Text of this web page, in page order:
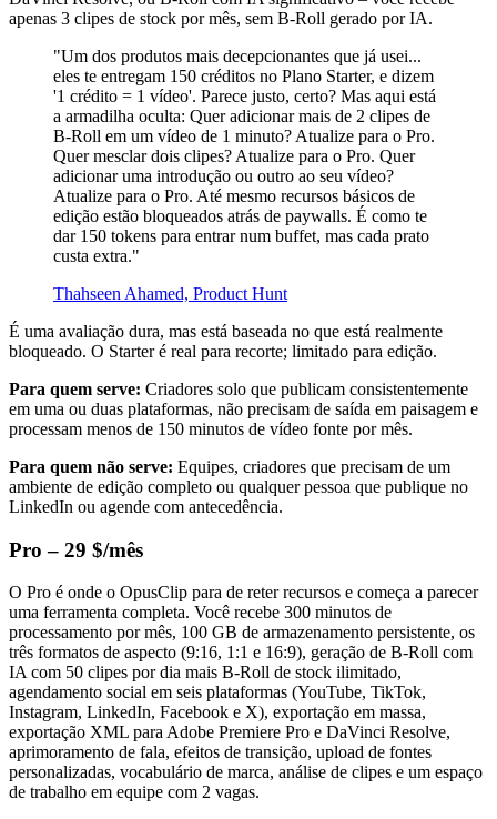
apenas 3 clipes de stock por mês, sem B-Roll gerado por IA.
"Um dos produtos mais decepcionantes que já usei...
eles te entregam 150 créditos no Plano Starter, e dizem
'1 crédito = 1 vídeo'. Parece justo, certo? Mas aqui está
a armadilha oculta: Quer adicionar mais de 2 clipes de
B-Roll em um vídeo de 1 minuto? Atualize para o Pro.
Quer mesclar dois clipes? Atualize para o Pro. Quer
adicionar uma introdução ou outro ao seu vídeo?
Atualize para o Pro. Até mesmo recursos básicos de
edição estão bloqueados atrás de paywalls. É como te
dar 150 tokens para entrar num buffet, mas cada prato
custa extra."
Thahseen Ahamed, Product Hunt
É uma avaliação dura, mas está baseada no que está realmente
bloqueado. O Starter é real para recorte; limitado para edição.
Para quem serve: Criadores solo que publicam consistentemente
em uma ou duas plataformas, não precisam de saída em paisagem e
processam menos de 150 minutos de vídeo fonte por mês.
Para quem não serve: Equipes, criadores que precisam de um
ambiente de edição completo ou qualquer pessoa que publique no
LinkedIn ou agende com antecedência.
Pro – 29 $/mês
O Pro é onde o OpusClip para de reter recursos e começa a parecer
uma ferramenta completa. Você recebe 300 minutos de
processamento por mês, 100 GB de armazenamento persistente, os
três formatos de aspecto (9:16, 1:1 e 16:9), geração de B-Roll com
IA com 50 clipes por dia mais B-Roll de stock ilimitado,
agendamento social em seis plataformas (YouTube, TikTok,
Instagram, LinkedIn, Facebook e X), exportação em massa,
exportação XML para Adobe Premiere Pro e DaVinci Resolve,
aprimoramento de fala, efeitos de transição, upload de fontes
personalizadas, vocabulário de marca, análise de clipes e um espaço
de trabalho em equipe com 2 vagas.